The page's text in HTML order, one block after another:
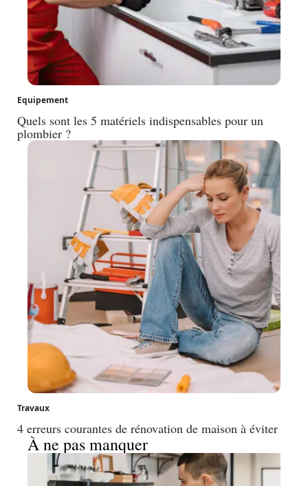
Equipement
Quels sont les 5 matériels indispensables pour un
plombier ?
Travaux
4 erreurs courantes de rénovation de maison à éviter
À ne pas manquer